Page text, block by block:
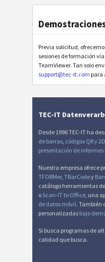
Previa solicitud,
sesiones de formación
TeamViewer. Tan solo
support@tec-it.com para
TEC-IT
Desde 1996 TEC-IT ha
de barras códigos QR y 2D
presentación de informes
Nuestra empresa ofrece
TFORMer, TBarCodey
catálogo herramientas
o Scan-IT to Office , una
de datos móvil. También
personalizadas bajo
Si busca programas de
calidad que busca.